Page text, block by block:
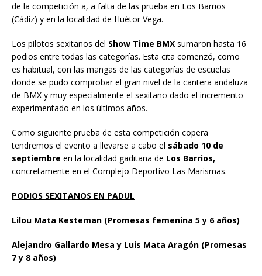
de la competición a, a falta de las prueba en Los Barrios
(Cádiz) y en la localidad de Huétor Vega.
Los pilotos sexitanos del Show Time BMX sumaron hasta 16
podios entre todas las categorías. Esta cita comenzó, como
es habitual, con las mangas de las categorías de escuelas
donde se pudo comprobar el gran nivel de la cantera andaluza
de BMX y muy especialmente el sexitano dado el incremento
experimentado en los últimos años.
Como siguiente prueba de esta competición copera
tendremos el evento a llevarse a cabo el sábado 10 de
septiembre en la localidad gaditana de Los Barrios,
concretamente en el Complejo Deportivo Las Marismas.
PODIOS SEXITANOS EN PADUL
Lilou Mata Kesteman (Promesas femenina 5 y 6 años)
Alejandro Gallardo Mesa y Luis Mata Aragón (Promesas
7 y 8 años)